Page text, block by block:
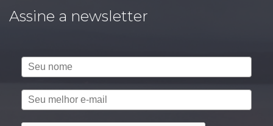
Assine a newsletter